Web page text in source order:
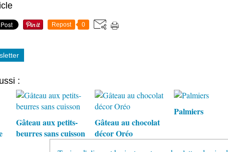
Repost 0
:
Gâteau aux petits-
beurres sans cuisson
Gâteau au chocolat
décor Oréo
Palmiers